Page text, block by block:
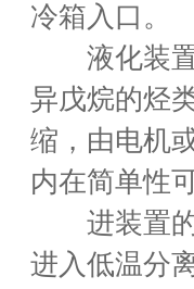
冷箱入口。
液化装置
异戊烷的烃
缩，由电机
内在简单性
进装置的
进入低温分